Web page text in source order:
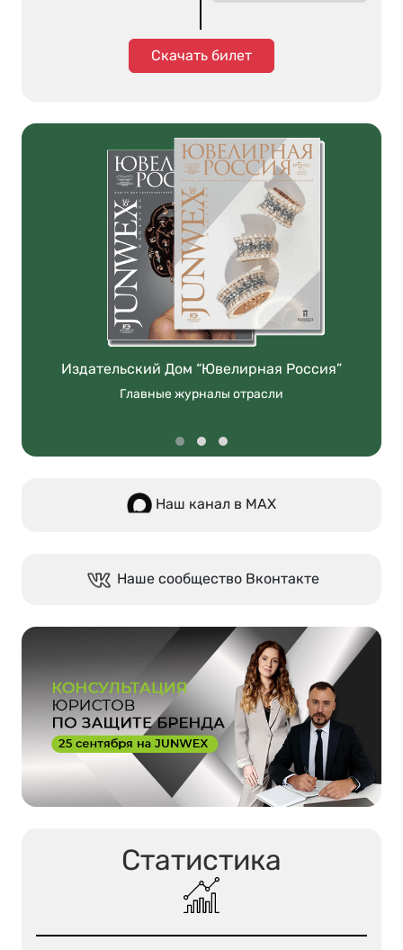
Скачать билет
Издательский Дом “Ювелирная Россия”
Главные журналы отрасли
Наш канал в МАХ
Наше сообщество Вконтакте
Статистика